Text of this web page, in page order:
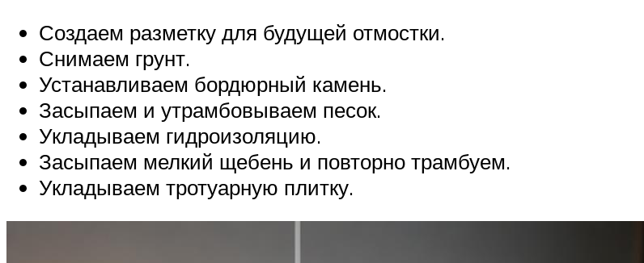
Создаем разметку для будущей отмостки.
Снимаем грунт.
Устанавливаем бордюрный камень.
Засыпаем и утрамбовываем песок.
Укладываем гидроизоляцию.
Засыпаем мелкий щебень и повторно трамбуем.
Укладываем тротуарную плитку.